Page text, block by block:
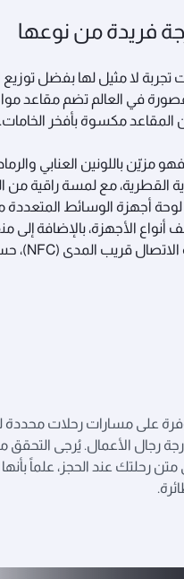
فريدة من نوعها
لا مثيل لها بفضل توزيع
في العالم تضم مقاعد
المقاعد مكسوة بأفخر الخامات.
مزيّن باللونين العنابي
القطرية، مع لمسة راقية من
لوحة أجهزة الوسائط المتعددة
على مسارات رحلات
رجال الأعمال. يُرجى التحقق
رحلتك عند الحجز، علماً بأنها